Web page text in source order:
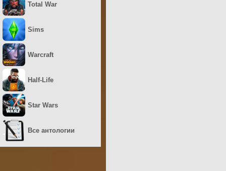
Total War
Sims
Warcraft
Half-Life
Star Wars
Все антологии